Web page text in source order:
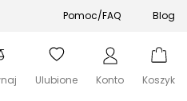
Pomoc/FAQ Blog
Ulubione Konto Koszyk